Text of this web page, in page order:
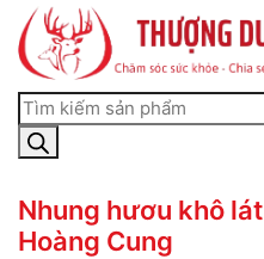
Nhung hươu khô
Hoàng Cung